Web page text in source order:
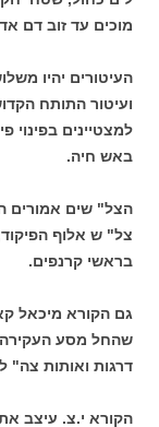
מוכים עד זוב דם
העיטורים יהיו
ועיטור התותח
למצטיינים בפינוי
באש חיה.
הצל" שים אמורים
צל" ש אלוף
בראשי קרנפים.
גם הקורא מיכאל
שהחל מסע
דרגות ואותות צה"
הקורא י.צ. עיצב